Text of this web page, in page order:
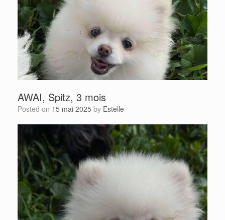
AWAI, Spitz, 3 mois
Posted on 15 mai 2025 by Estelle